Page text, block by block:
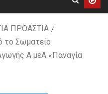
ΠΡΟΑΣΤΙΑ
το Σωματείο
Α.μεΑ «Παναγία